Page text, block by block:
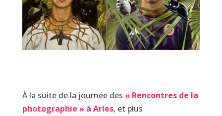
À la suite de la journée des « Rencontres de la
photographie » à Arles, et plus